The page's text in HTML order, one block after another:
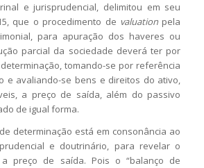
e jurisprudencial, delimitou em seu
que o procedimento de valuationpela
para apuração dos haveres ou
parcial da sociedade deverá ter por
tomando-se por referência
e avaliando-se bens e direitos do ativo,
a preço de saída, além do passivo
de igual forma.
determinação está em consonância ao
e doutrinário, para revelar o
a preço de saída. Pois o “balanço de